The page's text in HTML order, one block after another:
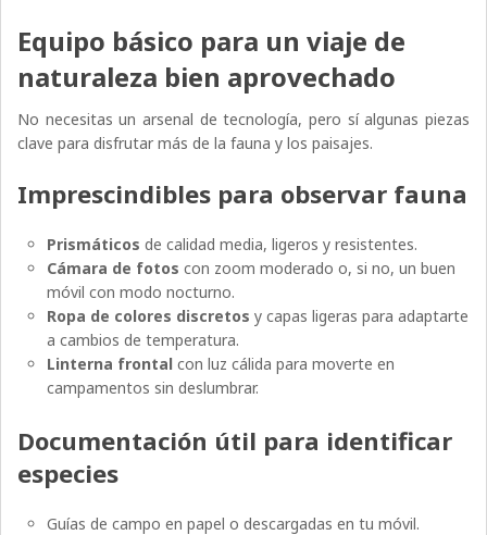
Equipo básico para un viaje de
naturaleza bien aprovechado
No necesitas un arsenal de tecnología, pero sí algunas piezas
clave para disfrutar más de la fauna y los paisajes.
Imprescindibles para observar fauna
Prismáticos de calidad media, ligeros y resistentes.
Cámara de fotos con zoom moderado o, si no, un buen
móvil con modo nocturno.
Ropa de colores discretos y capas ligeras para adaptarte
a cambios de temperatura.
Linterna frontalcon luz cálida para moverte en
campamentos sin deslumbrar.
Documentación útil para identificar
especies
Guías de campo en papel o descargadas en tu móvil.